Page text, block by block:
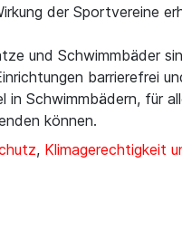
der Sportvereine
und Schwimmbäder
barrierefrei
in Schwimmbädern, für
können.
, Klimagerechtigkeit